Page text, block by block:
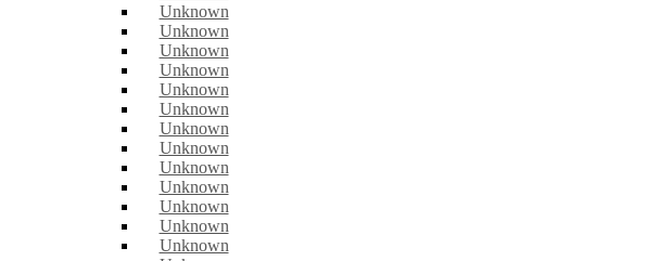
Unknown
Unknown
Unknown
Unknown
Unknown
Unknown
Unknown
Unknown
Unknown
Unknown
Unknown
Unknown
Unknown